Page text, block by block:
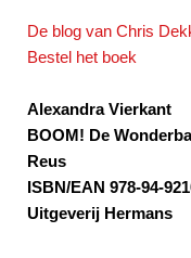
De blog van Chris
Bestel het boek
Alexandra Vierkant
BOOM! De
Reus
ISBN/EAN 978-94-
Uitgeverij Hermans